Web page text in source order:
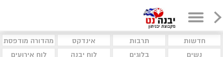
חדשות תרבות אינדקס
מהדורה מודפסת
נשים
בלוגים לוח יבנה
לוח אירועים